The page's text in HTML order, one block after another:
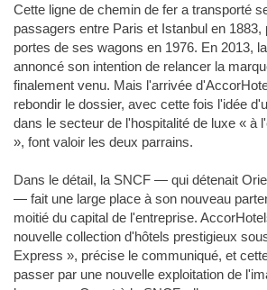
Cette ligne de chemin de fer a transporté
passagers entre Paris et Istanbul en 1883,
portes de ses wagons en 1976. En 2013,
annoncé son intention de relancer la
finalement venu. Mais l'arrivée
rebondir le dossier, avec cette fois l'idée
dans le secteur de l'hospitalité de luxe « à
», font valoir les deux parrains.
Dans le détail, la SNCF — qui détenait
— fait une large place à son nouveau
moitié du capital de l'entreprise.
nouvelle collection d'hôtels prestigieux
Express », précise le communiqué, et
passer par une nouvelle exploitation de